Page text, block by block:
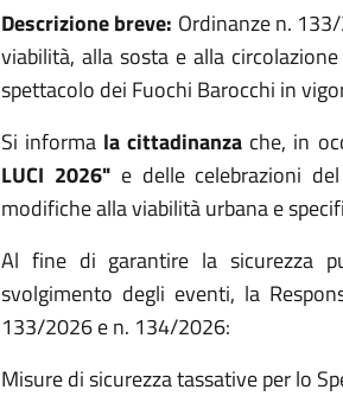
Descrizione breve: Ordinanze n.
viabilità, alla sosta e alla
spettacolo dei Fuochi Barocchi in
Si informa la cittadinanza che, in
LUCI 2026"e delle celebrazioni
modifiche alla viabilità urbana e
Al fine di garantire la sicurezza
svolgimento degli eventi, la
133/2026 e n. 134/2026:
Misure di sicurezza tassative per lo